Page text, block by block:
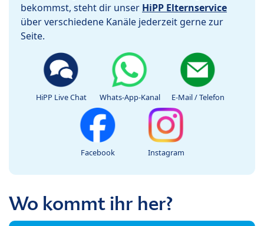
bekommst, steht dir unser HiPP Elternservice
über verschiedene Kanäle jederzeit gerne zur
Seite.
HiPP Live Chat Whats-App-Kanal E-Mail / Telefon
Facebook Instagram
Wo kommt ihr her?